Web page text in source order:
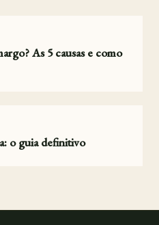
As 5 causas e como
o guia definitivo